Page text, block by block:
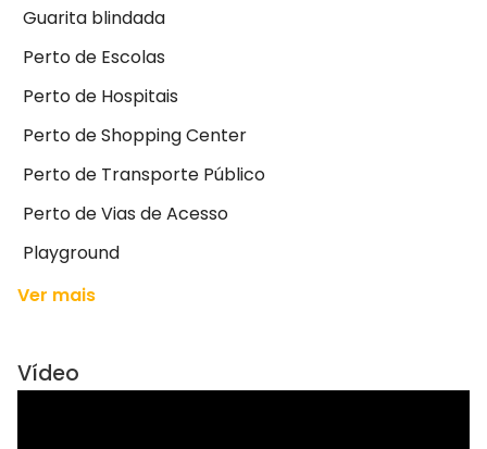
Guarita blindada
Perto de Escolas
Perto de Hospitais
Perto de Shopping Center
Perto de Transporte Público
Perto de Vias de Acesso
Playground
Ver mais
Vídeo